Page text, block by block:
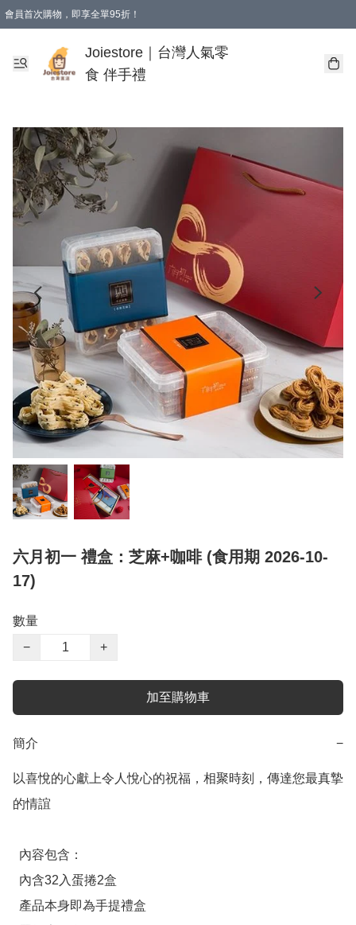
會員首次購物，即享全單95折！
購物滿 HKD 350.00即享免運費優惠！（適用於 本地送貨、本地取貨 )
Joiestore｜台灣人氣零
食 伴手禮
六月初一 禮盒：芝麻+咖啡 (食用期 2026-10-
17)
數量
−
+
加至購物車
簡介 −
以喜悅的心獻上令人悅心的祝福，相聚時刻，傳達您最真摯
的情誼